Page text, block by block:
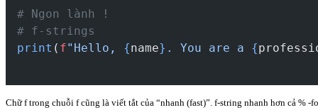
# Ngon lành !
# f-strings
print ( f"Hello, {name} . You are a {
Chữ f trong chuỗi f cũng là viết tắt của “nhanh (fast)”. f-string nhanh hơn cả % -